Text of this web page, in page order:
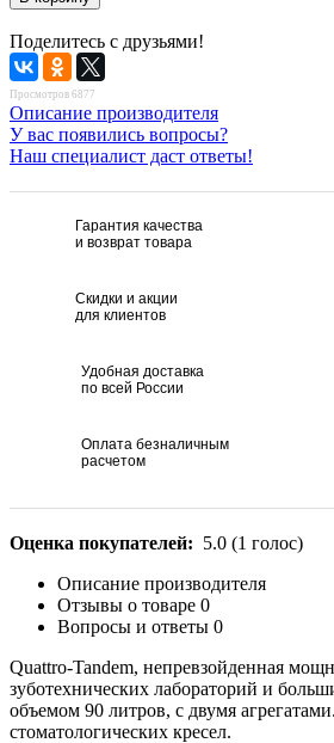
Поделитесь с друзьями!
Просмотров 6877
Описание производителя
У вас появились вопросы?
Наш специалист даст ответы!
Гарантия качества
и возврат товара
Скидки и акции
для клиентов
Удобная доставка
по всей России
Оплата безналичным
расчетом
Оценка покупателей: 5.0 (1 голос)
Описание производителя
Отзывы о товаре 0
Вопросы и ответы 0
Quattro-Tandem, непревзойденная
зуботехнических лабораторий и
объемом 90 литров, с двумя
стоматологических кресел.